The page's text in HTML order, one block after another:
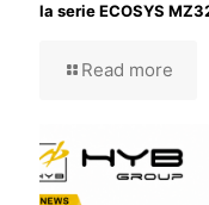
la serie ECOSYS
Read more